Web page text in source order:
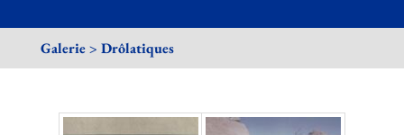
Galerie > Drôlatiques